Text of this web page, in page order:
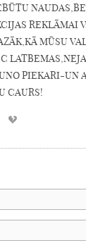
REKLĀMAI
MŪSU
PIEKARI-UN
CAURS!